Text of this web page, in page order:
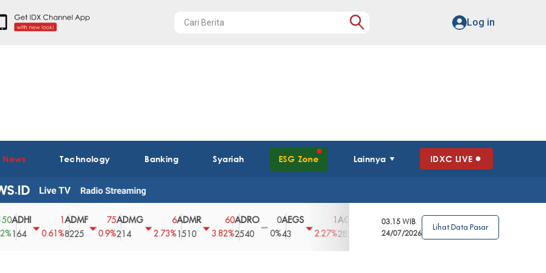
Log in
Technology Banking Syariah ESG Zone Lainnya IDXC LIVE
0.61%
ADMF
8225
75
0.9%
ADMG
214
2.73%
ADMR
1510
60
3.82%
ADRO
2540
0
0%
AEGS
2.27% 2850
3.39%
AGRO
4
2.63%
0%
03.15 WIB
24/07/2026
Lihat Data Pasar